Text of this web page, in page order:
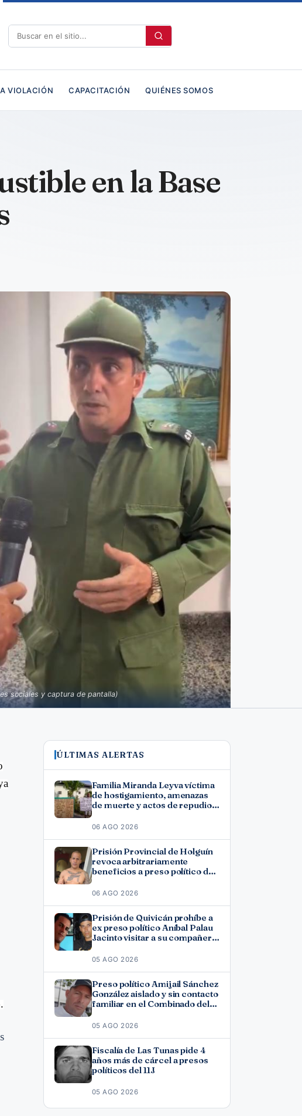
VIOLACIÓN CAPACITACIÓN QUIÉNES SOMOS
en la Base
sociales y captura de pantalla)
ÚLTIMAS ALERTAS
Familia Miranda Leyva víctima
de hostigamiento, amenazas
de muerte y actos de repudio
06 AGO 2026
Prisión Provincial de Holguín
revoca arbitrariamente
beneficios a preso político del
06 AGO 2026
Prisión de Quivicán prohíbe a
ex preso político Aníbal Palau
Jacinto visitar a su compañero
Fonseca
05 AGO 2026
Preso político Amijail Sánchez
González aislado y sin contacto
familiar en el Combinado del
05 AGO 2026
Fiscalía de Las Tunas pide 4
años más de cárcel a presos
políticos del 11J
05 AGO 2026